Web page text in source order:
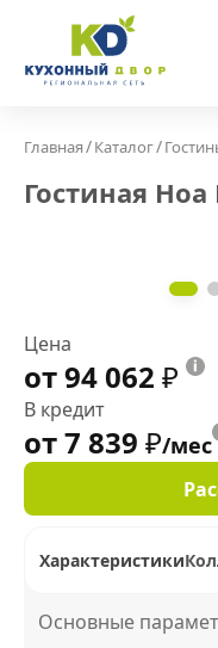
Главная/Каталог/
Гостиная Ноа
Цена
от 94 062 ₽
В кредит
от 7 839 ₽/мес
Характеристики
Основные